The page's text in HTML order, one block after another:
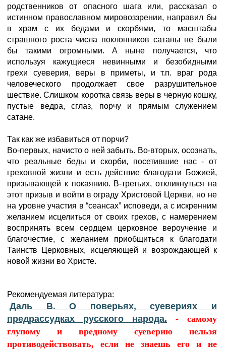
родственников от опасного шага или, рассказал о
истинном православном мировоззрении, направил бы
в храм с их бедами и скорбями, то масштабы
страшного роста числа поклонников сатаны не были
бы такими огромными. А ныне получается, что
используя кажущиеся невинными и безобидными
грехи суеверия, веры в приметы, и т.п. враг рода
человеческого продолжает свое разрушительное
шествие. Слишком коротка связь веры в черную кошку,
пустые ведра, сглаз, порчу и прямым служением
сатане.
Так как же избавиться от порчи?
Во-первых, начисто о ней забыть. Во-вторых, осознать,
что реальные беды и скорби, посетившие нас - от
греховной жизни и есть действие благодати Божией,
призывающей к покаянию. В-третьих, откликнуться на
этот призыв и войти в ограду Христовой Церкви, но не
на уровне участия в “сеансах” исповеди, а с искренним
желанием исцелиться от своих грехов, с намерением
воспринять всем сердцем церковное вероучение и
благочестие, с желанием приобщиться к благодати
Таинств Церковных, исцеляющей и возрождающей к
новой жизни во Христе.
Рекомендуемая литература:
Даль В. О поверьях, суевериях и
предрассудках русского народа. - самому
глупому и вредному суеверию нельзя
противодействовать, если не знаешь его и не